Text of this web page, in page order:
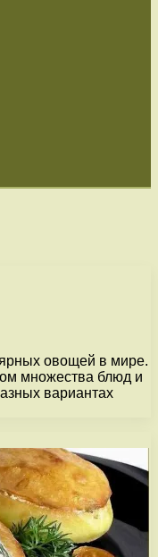
овощей в мире.
множества блюд и
вариантах